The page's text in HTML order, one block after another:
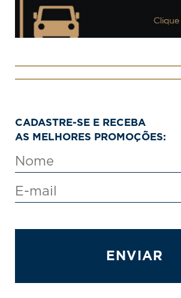
CADASTRE-SE E RECEBA
AS MELHORES PROMOÇÕES:
ENVIAR